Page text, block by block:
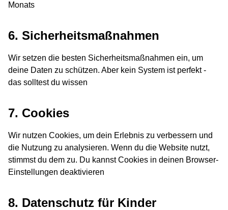
Monats
6. Sicherheitsmaßnahmen
Wir setzen die besten Sicherheitsmaßnahmen ein, um
deine Daten zu schützen. Aber kein System ist perfekt -
das solltest du wissen
7. Cookies
Wir nutzen Cookies, um dein Erlebnis zu verbessern und
die Nutzung zu analysieren. Wenn du die Website nutzt,
stimmst du dem zu. Du kannst Cookies in deinen Browser-
Einstellungen deaktivieren
8. Datenschutz für Kinder